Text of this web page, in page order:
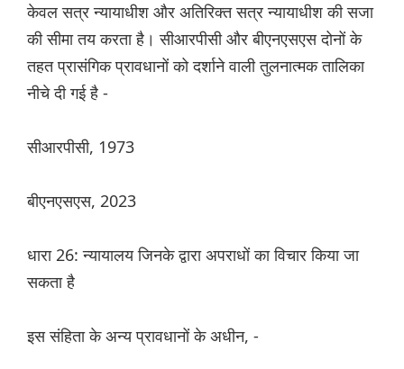
केवल सत्र न्यायाधीश और अतिरिक्त सत्र न्यायाधीश की सजा
की सीमा तय करता है। सीआरपीसी और बीएनएसएस दोनों के
तहत प्रासंगिक प्रावधानों को दर्शाने वाली तुलनात्मक तालिका
नीचे दी गई है -
सीआरपीसी, 1973
बीएनएसएस, 2023
धारा 26: न्यायालय जिनके द्वारा अपराधों का विचार किया जा
सकता है
इस संहिता के अन्य प्रावधानों के अधीन, -